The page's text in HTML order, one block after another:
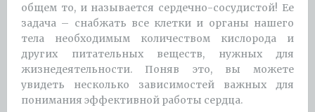
общем то, и называется сердечно-сосудистой! Ее
задача – снабжать все клетки и органы нашего
тела необходимым количеством кислорода и
других питательных веществ, нужных для
жизнедеятельности. Поняв это, вы можете
увидеть несколько зависимостей важных для
понимания эффективной работы сердца.